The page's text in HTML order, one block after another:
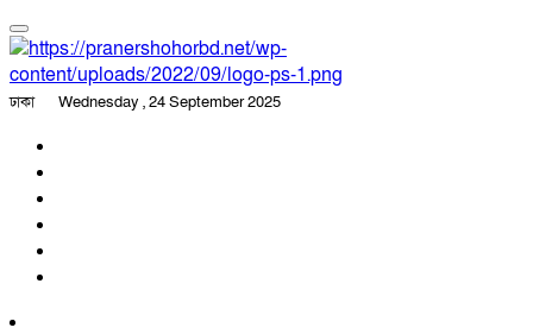
ঢাকা Wednesday , 24 September 2025